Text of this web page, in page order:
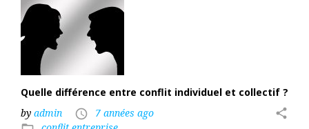
Quelle différence entre conflit individuel et collectif ?
by admin access_time 7 années ago share